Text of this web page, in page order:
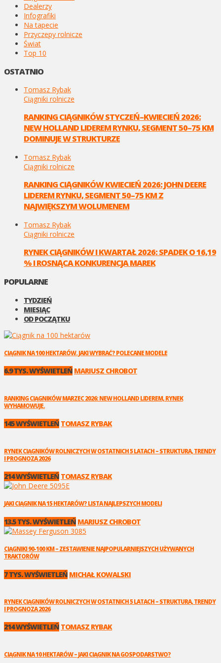
Dealerzy
Infografiki
Na tapecie
Przyczepy rolnicze
Świat
Top 10
OSTATNIO
Tomasz Rybak
Ciągniki rolnicze
RANKING CIĄGNIKÓW STYCZEŃ–KWIECIEŃ 2026:
NEW HOLLAND LIDEREM RYNKU, SEGMENT 50–75 KM
DOMINUJE W STRUKTURZE
Tomasz Rybak
Ciągniki rolnicze
RANKING CIĄGNIKÓW KWIECIEŃ 2026: JOHN DEERE
LIDEREM RYNKU, SEGMENT 50–75 KM Z
NAJWIĘKSZYM WOLUMENEM
Tomasz Rybak
Ciągniki rolnicze
RYNEK CIĄGNIKÓW I KWARTAŁ 2026: SPADEK O 16,19
% I ROSNĄCA KONKURENCJA MAREK
POPULARNE
TYDZIEŃ
MIESIĄC
OD POCZĄTKU
CIĄGNIK NA 100 HEKTARÓW. JAKI WYBRAĆ? POLECANE MODELE
6.9 TYS. WYŚWIETLEŃ MARIUSZ CHROBOT
RANKING CIĄGNIKÓW MARZEC 2026: NEW HOLLAND LIDEREM, RYNEK
WYHAMOWUJE.
145 WYŚWIETLEŃ TOMASZ RYBAK
RYNEK CIĄGNIKÓW ROLNICZYCH W OSTATNICH 5 LATACH – STRUKTURA, TRENDY
I PROGNOZA 2026
214 WYŚWIETLEŃ TOMASZ RYBAK
JAKI CIĄGNIK NA 15 HEKTARÓW? LISTA NAJLEPSZYCH MODELI
13.5 TYS. WYŚWIETLEŃ MARIUSZ CHROBOT
CIĄGNIKI 90-100 KM – ZESTAWIENIE NAJPOPULARNIEJSZYCH UŻYWANYCH
TRAKTORÓW
7 TYS. WYŚWIETLEŃ MICHAŁ KOWALSKI
RYNEK CIĄGNIKÓW ROLNICZYCH W OSTATNICH 5 LATACH – STRUKTURA, TRENDY
I PROGNOZA 2026
214 WYŚWIETLEŃ TOMASZ RYBAK
CIĄGNIK NA 10 HEKTARÓW – JAKI CIĄGNIK NA GOSPODARSTWO?